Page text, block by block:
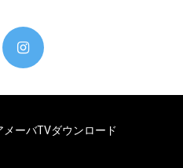
メーバTVダウンロード